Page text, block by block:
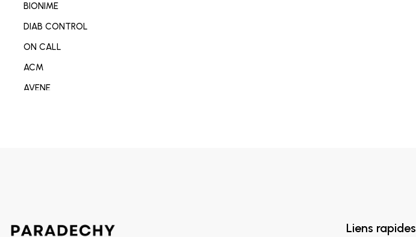
PROMOTION
BIONIME
DIAB CONTROL
ON CALL
ACM
AVENE
CETAPHIL
Liens rapides